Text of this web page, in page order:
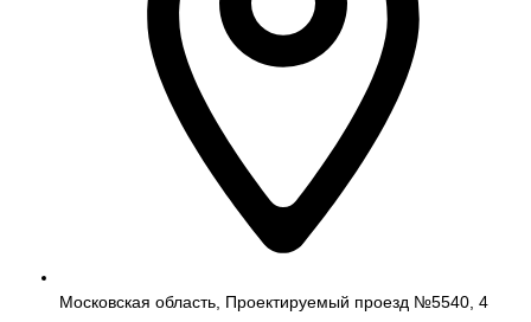
Московская область, Проектируемый проезд №5540, 4